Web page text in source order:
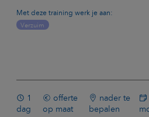
Met deze training werk je aan:
Verzuim
1
dag
offerte
op maat
nader te
bepalen